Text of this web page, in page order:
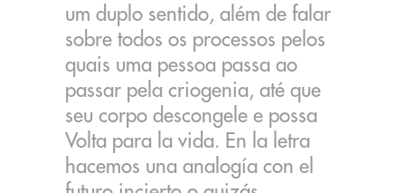
um duplo sentido, além de falar
sobre todos os processos pelos
quais uma pessoa passa ao
passar pela criogenia, até que
seu corpo descongele e possa
Volta para la vida. En la letra
hacemos una analogía con el